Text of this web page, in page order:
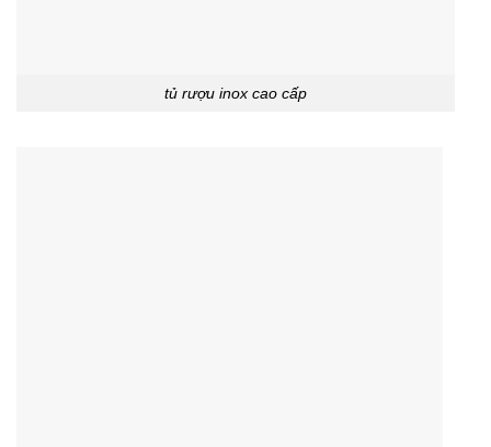
tủ rượu inox cao cấp